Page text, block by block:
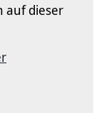
auf dieser